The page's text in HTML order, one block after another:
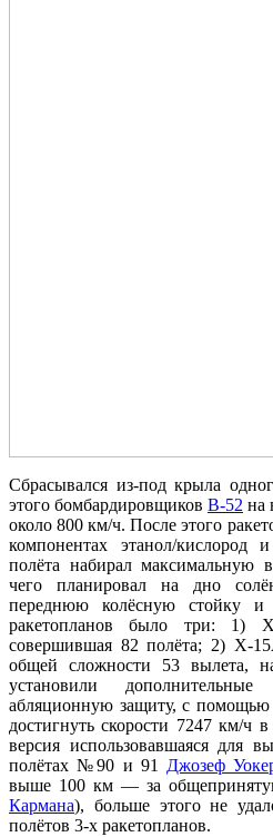
Сбрасывался из-под крыла
этого бомбардировщиков B-52 на
около 800 км/ч. После этого
компонентах этанол/
полёта набирал максимальную
чего планировал на дно
переднюю колёсную стойку
ракетопланов было три: 1)
совершившая 82 полёта; 2) X-
общей сложности 53 вылета,
установили
абляционную защиту, с помощью
достигнуть скорости 7247 км/
версия использовавшаяся для
полётах №90 и 91 Джозеф
выше 100 км — за
Кармана), больше этого не
полётов 3-х ракетопланов.